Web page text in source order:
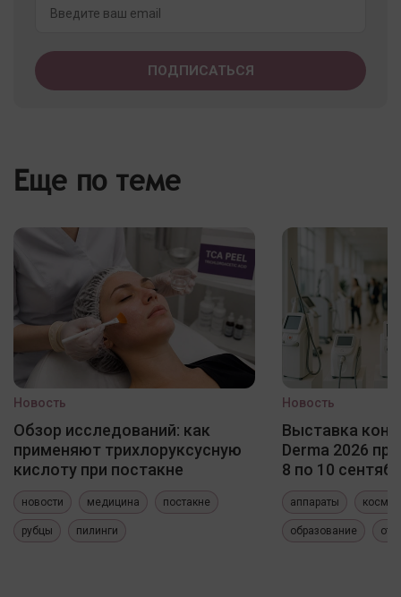
Еще по теме
Новость
Обзор исследований: как
применяют трихлоруксусную
кислоту при постакне
новости медицина постакне
рубцы пилинги
Новость
Выставка
Derma 2026
8 по 10
аппараты
образование